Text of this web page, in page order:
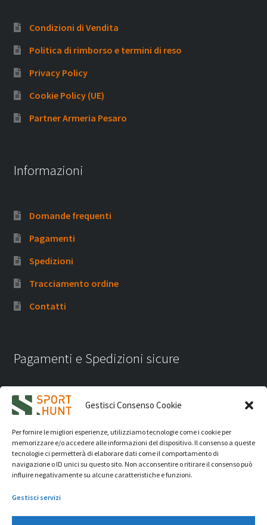
Gestisci Consenso Cookie
Per fornire le migliori esperienze, utilizziamo tecnologie come i cookie per
memorizzare e/o accedere alle informazioni del dispositivo. Il consenso a queste
tecnologie ci permetterà di elaborare dati come il comportamento di
navigazione o ID unici su questo sito. Non acconsentire o ritirare il consenso può
influire negativamente su alcune caratteristiche e funzioni.
Gestisci servizi
Condizioni di Vendita
Politica di rimborso e termini di reso
Privacy Policy
Cookie Policy (UE)
Partner Armeria Pesaro
Informazioni
Domande frequenti
Pagamenti
Spedizioni
Tracciamento ordine
Contatti
Pagamenti e Spedizioni sicure